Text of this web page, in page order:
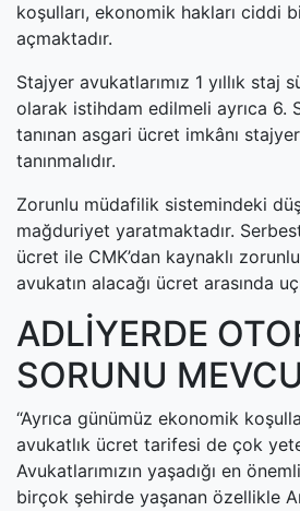
koşulları, ekonomik hakları ciddi
açmaktadır.
Stajyer avukatlarımız 1 yıllık staj
olarak istihdam edilmeli ayrıca 6.
tanınan asgari ücret imkânı
tanınmalıdır.
Zorunlu müdafilik sistemindeki
mağduriyet yaratmaktadır.
ücret ile CMK’dan kaynaklı
avukatın alacağı ücret arasında
ADLİYERDE
SORUNU
“Ayrıca günümüz ekonomik
avukatlık ücret tarifesi de çok
Avukatlarımızın yaşadığı en
birçok şehirde yaşanan özellikle